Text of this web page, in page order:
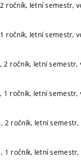
ročník, letní semestr,
ročník, letní semestr,
, 2 ročník, letní semestr,
, 1 ročník, letní semestr,
, 2 ročník, letní semestr,
, 1 ročník, letní semestr,